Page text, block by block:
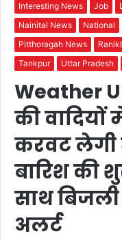
Interesting News
Job
Nainital News
National
Pitthoragah News
Tankpur
Uttar Pradesh
Weather
की वादियों
करवट
बारिश की
साथ
अलर्ट